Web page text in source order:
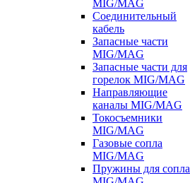
MIG/MAG
Соединительный
кабель
Запасные части
MIG/MAG
Запасные части для
горелок MIG/MAG
Направляющие
каналы MIG/MAG
Токосъемники
MIG/MAG
Газовые сопла
MIG/MAG
Пружины для сопла